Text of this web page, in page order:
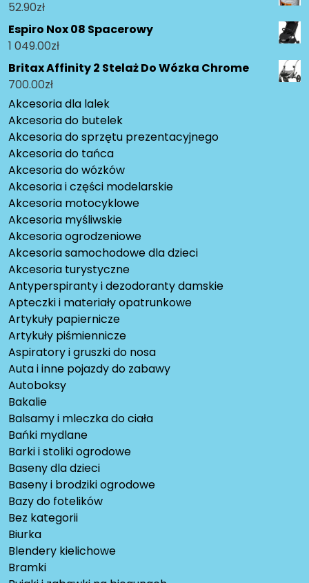
52.90zł
Espiro Nox 08 Spacerowy
1 049.00zł
Britax Affinity 2 Stelaż Do Wózka Chrome
700.00zł
Akcesoria dla lalek
Akcesoria do butelek
Akcesoria do sprzętu prezentacyjnego
Akcesoria do tańca
Akcesoria do wózków
Akcesoria i części modelarskie
Akcesoria motocyklowe
Akcesoria myśliwskie
Akcesoria ogrodzeniowe
Akcesoria samochodowe dla dzieci
Akcesoria turystyczne
Antyperspiranty i dezodoranty damskie
Apteczki i materiały opatrunkowe
Artykuły papiernicze
Artykuły piśmiennicze
Aspiratory i gruszki do nosa
Auta i inne pojazdy do zabawy
Autoboksy
Bakalie
Balsamy i mleczka do ciała
Bańki mydlane
Barki i stoliki ogrodowe
Baseny dla dzieci
Baseny i brodziki ogrodowe
Bazy do fotelików
Bez kategorii
Biurka
Blendery kielichowe
Bramki